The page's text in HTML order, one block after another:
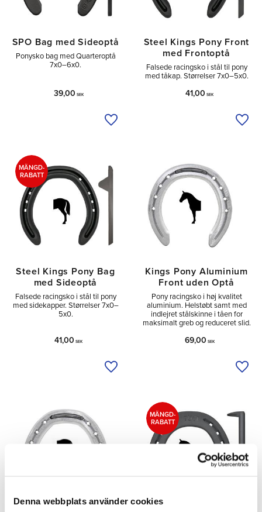
Denna webbplats använder cookies
SPO Bag med Sideoptå
Ponysko bag med Quarteroptå
7x0–6x0.
39,00 SEK
Tilføj til ønskeliste
Steel Kings Pony Front
med Frontoptå
Falsede racingsko i stål til pony
med tåkap. Størrelser 7x0–5x0.
41,00 SEK
Steel Kings Pony Bag
med Sideoptå
Falsede racingsko i stål til pony
med sidekapper. Størrelser 7x0–
5x0.
41,00 SEK
MÄNGD-
RABATT
Tilføj til ønskeliste
Kings Pony Aluminium
Front uden Optå
Pony racingsko i høj kvalitet
aluminium. Helstøbt samt med
indlejret stålskinne i tåen for
maksimalt greb og reduceret slid.
69,00 SEK
MÄNGD-
RABATT